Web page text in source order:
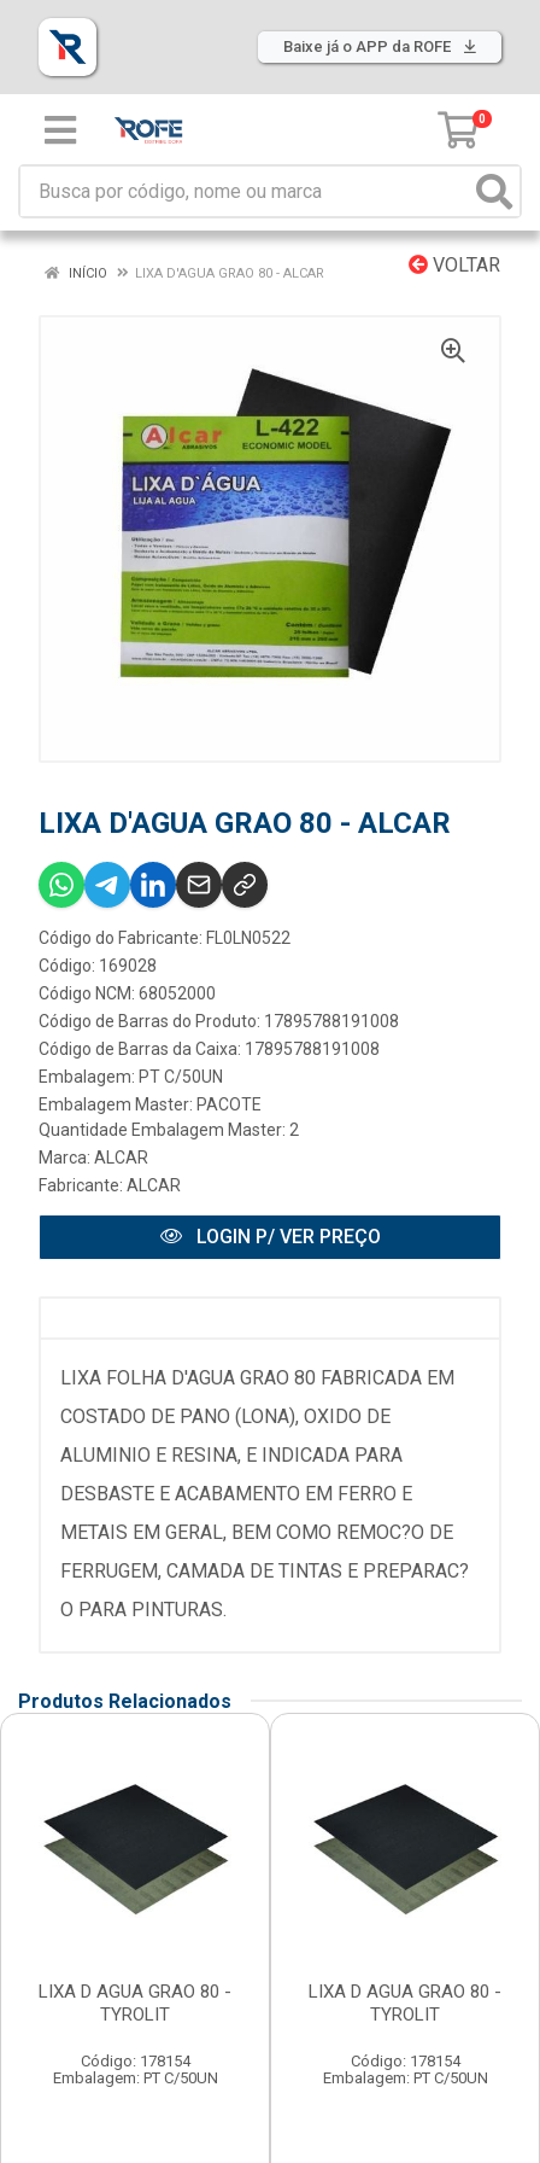
Baixe já o APP da ROFE
0
VOLTAR
INÍCIO LIXA D'AGUA GRAO 80 - ALCAR
LIXA D'AGUA GRAO 80 - ALCAR
Código do Fabricante: FL0LN0522
Código: 169028
Código NCM: 68052000
Código de Barras do Produto: 17895788191008
Código de Barras da Caixa: 17895788191008
Embalagem: PT C/50UN
Embalagem Master: PACOTE
Quantidade Embalagem Master: 2
Marca: ALCAR
Fabricante: ALCAR
LOGIN P/ VER PREÇO
LIXA FOLHA D'AGUA GRAO 80 FABRICADA EM
COSTADO DE PANO (LONA), OXIDO DE
ALUMINIO E RESINA, E INDICADA PARA
DESBASTE E ACABAMENTO EM FERRO E
METAIS EM GERAL, BEM COMO REMOC?O DE
FERRUGEM, CAMADA DE TINTAS E PREPARAC?
O PARA PINTURAS.
Produtos Relacionados
LIXA D AGUA GRAO 80 -
TYROLIT
Código: 178154
Embalagem: PT C/50UN
LIXA D AGUA GRAO 80 -
TYROLIT
Código: 178154
Embalagem: PT C/50UN